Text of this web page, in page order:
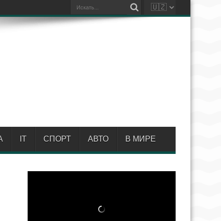
IT СПОРТ АВТО В МИРЕ